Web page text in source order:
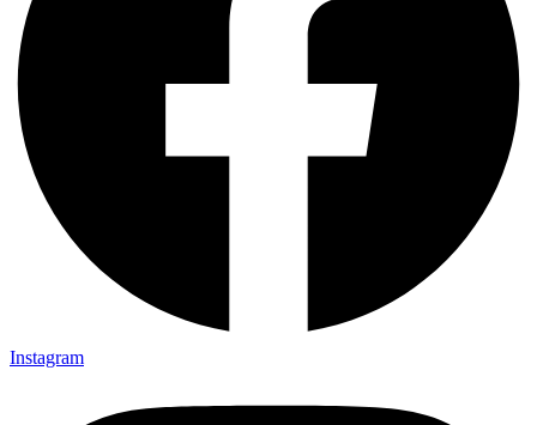
Instagram